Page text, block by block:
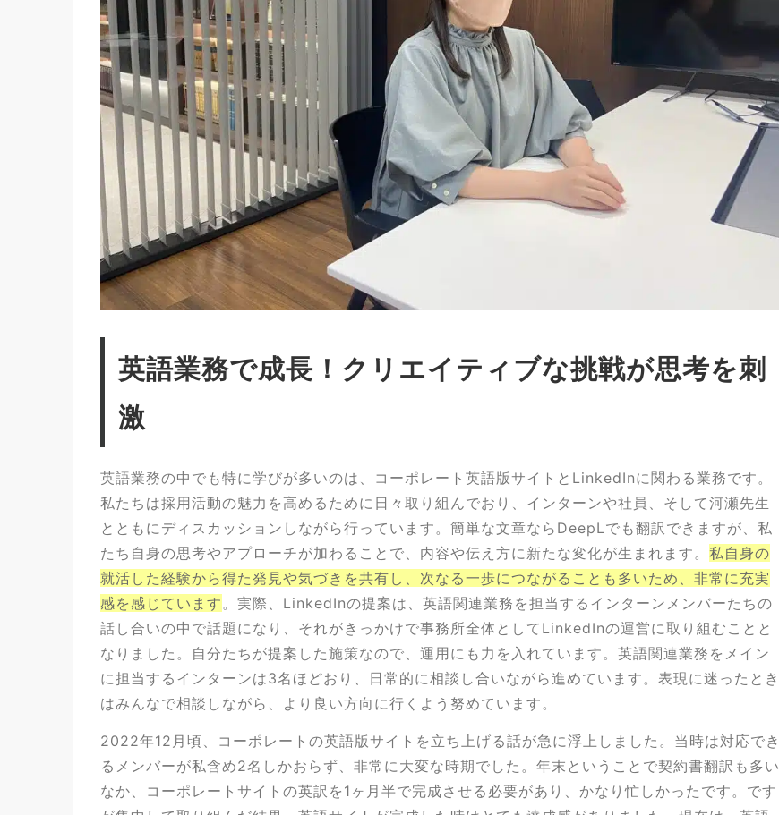
英語業務で成長！クリエイティブな挑戦が思考を刺
激
英語業務の中でも特に学びが多いのは、コーポレート英語版サイトとLinkedInに関わる業務です。
私たちは採用活動の魅力を高めるために日々取り組んでおり、インターンや社員、そして河瀬先生
とともにディスカッションしながら行っています。簡単な文章ならDeepLでも翻訳できますが、私
たち自身の思考やアプローチが加わることで、内容や伝え方に新たな変化が生まれます。 私自身の
就活した経験から得た発見や気づきを共有し、次なる一歩につながることも多いため、非常に充実
感を感じています。実際、LinkedInの提案は、英語関連業務を担当するインターンメンバーたちの
話し合いの中で話題になり、それがきっかけで事務所全体としてLinkedInの運営に取り組むことと
なりました。自分たちが提案した施策なので、運用にも力を入れています。英語関連業務をメイン
に担当するインターンは3名ほどおり、日常的に相談し合いながら進めています。表現に迷ったとき
はみんなで相談しながら、より良い方向に行くよう努めています。
2022年12月頃、コーポレートの英語版サイトを立ち上げる話が急に浮上しました。当時は対応でき
るメンバーが私含め2名しかおらず、非常に大変な時期でした。年末ということで契約書翻訳も多い
なか、コーポレートサイトの英訳を1ヶ月半で完成させる必要があり、かなり忙しかったです。です